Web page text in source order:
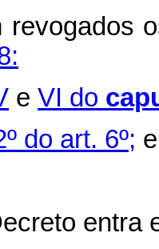
e VI do
do art. 6º; e
entra